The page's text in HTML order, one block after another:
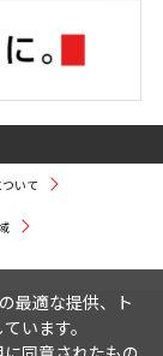
いて
最適な提供、ト
います。